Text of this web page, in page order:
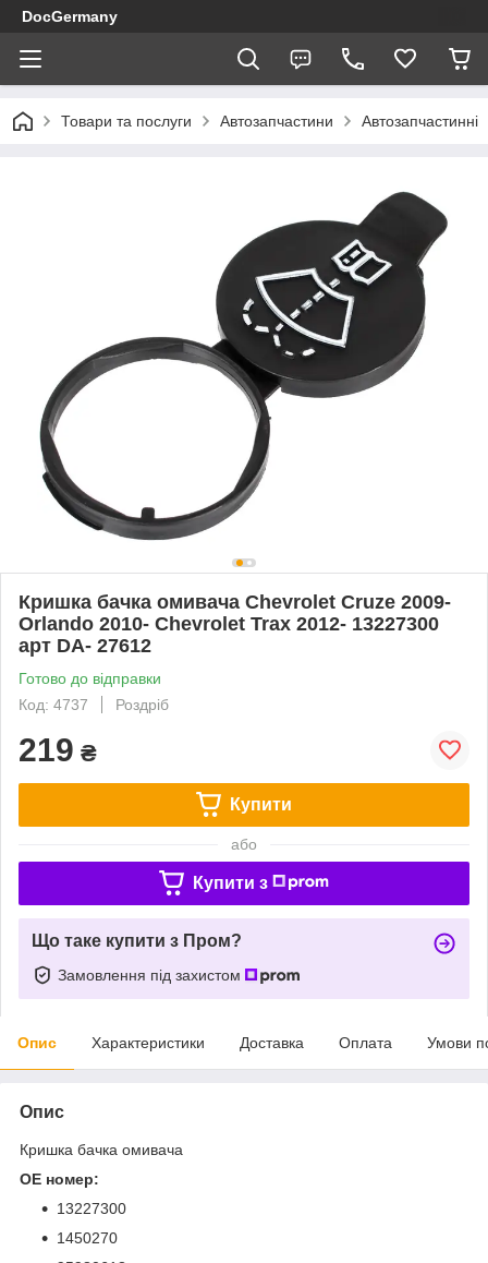
DocGermany
Товари та послуги Автозапчастини Автозапчастинні
Кришка бачка омивача Chevrolet Cruze 2009-
Orlando 2010- Chevrolet Trax 2012- 13227300
арт DA- 27612
Готово до відправки
Код: 4737
Роздріб
219 ₴
Купити
або
Купити з
Що таке купити з Пром?
Замовлення під захистом
Опис Характеристики Доставка Оплата Умови
Опис
Кришка бачка омивача
OE номер:
13227300
1450270